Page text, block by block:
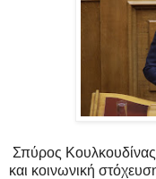
Σπύρος
και κοινωνική